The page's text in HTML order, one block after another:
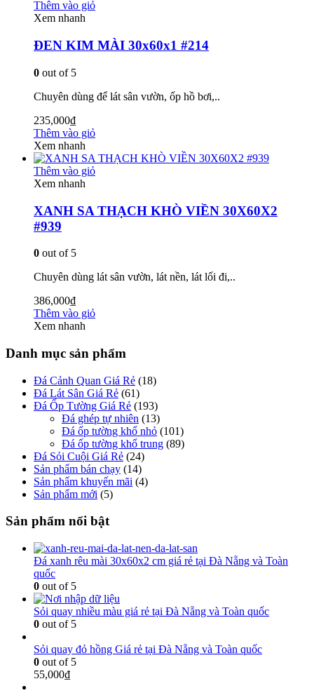
Thêm vào giỏ
Xem nhanh
ĐEN KIM MÀI 30x60x1 #214
0 out of 5
Chuyên dùng để lát sân vườn, ốp hồ bơi,..
235,000₫
Thêm vào giỏ
Xem nhanh
Thêm vào giỏ
Xem nhanh
XANH SA THẠCH KHÒ VIỀN 30X60X2
#939
0 out of 5
Chuyên dùng lát sân vườn, lát nền, lát lối đi,..
386,000₫
Thêm vào giỏ
Xem nhanh
Danh mục sản phẩm
Đá Cảnh Quan Giá Rẻ (18)
Đá Lát Sân Giá Rẻ (61)
Đá Ốp Tường Giá Rẻ (193)
Đá ghép tự nhiên (13)
Đá ốp tường khổ nhỏ (101)
Đá ốp tường khổ trung (89)
Đá Sỏi Cuội Giá Rẻ (24)
Sản phẩm bán chạy (14)
Sản phẩm khuyến mãi (4)
Sản phẩm mới (5)
Sản phẩm nổi bật
Đá xanh rêu mài 30x60x2 cm giá rẻ tại Đà Nẵng và Toàn
quốc
0 out of 5
Sỏi quay nhiều màu giá rẻ tại Đà Nẵng và Toàn quốc
0 out of 5
Sỏi quay đỏ hồng Giá rẻ tại Đà Nẵng và Toàn quốc
0 out of 5
55,000₫